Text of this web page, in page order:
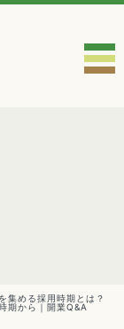
集める採用時期とは？
期から｜開業Q&A